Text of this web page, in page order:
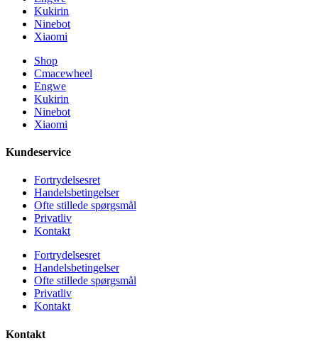
Kukirin
Ninebot
Xiaomi
Shop
Cmacewheel
Engwe
Kukirin
Ninebot
Xiaomi
Kundeservice
Fortrydelsesret
Handelsbetingelser
Ofte stillede spørgsmål
Privatliv
Kontakt
Fortrydelsesret
Handelsbetingelser
Ofte stillede spørgsmål
Privatliv
Kontakt
Kontakt